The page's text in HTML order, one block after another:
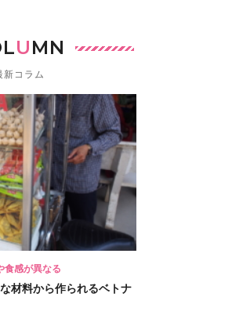
UMN
新コラム
食感が異なる
材料から作られるベトナ